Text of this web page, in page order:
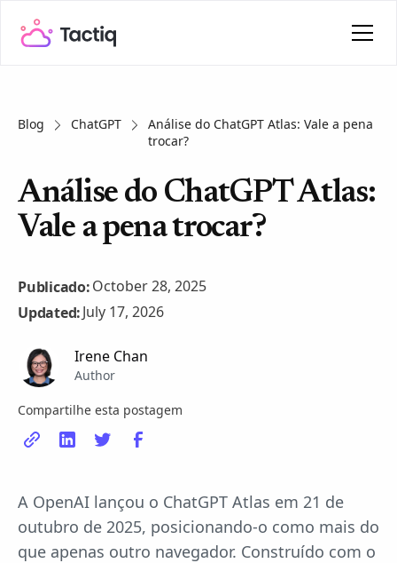
Blog ChatGPT
Análise do ChatGPT Atlas: Vale a pena
trocar?
Análise do ChatGPT Atlas:
Vale a pena trocar?
Publicado:October 28, 2025
Updated:July 17, 2026
Irene Chan
Author
Compartilhe esta postagem
A OpenAI lançou o ChatGPT Atlas em 21 de
outubro de 2025, posicionando-o como mais do
que apenas outro navegador. Construído com o